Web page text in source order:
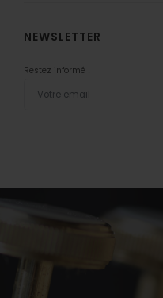
NEWSLETTER
Restez informé !